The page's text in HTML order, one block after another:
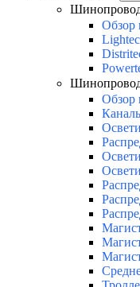
Обзор
Обзор